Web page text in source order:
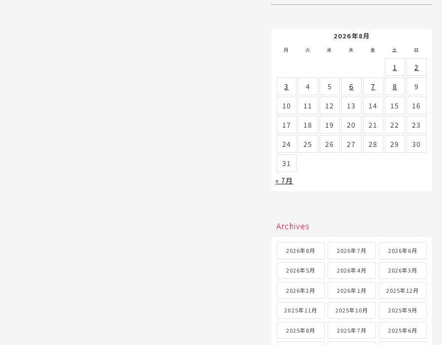
2026年8月
月 火 水 木 金 土 日
1
2
3
4 5 6 7 8
9
10
11 12 13 14 15
16
17
18 19 20 21 22
23
24
25 26 27 28 29
30
31
« 7月
Archives
2026年8月 2026年7月 2026年6月
2026年5月 2026年4月 2026年3月
2026年2月 2026年1月 2025年12月
2025年11月 2025年10月 2025年9月
2025年8月 2025年7月 2025年6月